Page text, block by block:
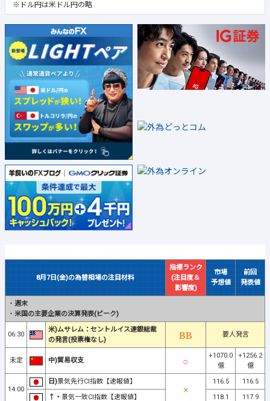
※ドル円は米ドル円の略
8月7日(金)の為替相場の注目材料
指標ランク
(注目度＆
影響度)
市場
予想値
前回
発表値
・ 週末
・ 米国の主要企業の決算発表(ピーク)
06:30
米)ムサレム：セントルイス連銀総裁
の発言(投票権なし)
要人発言
未定 中)貿易収支
+1070.0
億
+1256.2
億
14:00
日)景気先行CI指数【速報値】 116.5
116.5
↑・ 景気一致CI指数【速報値】 118.1 117.9